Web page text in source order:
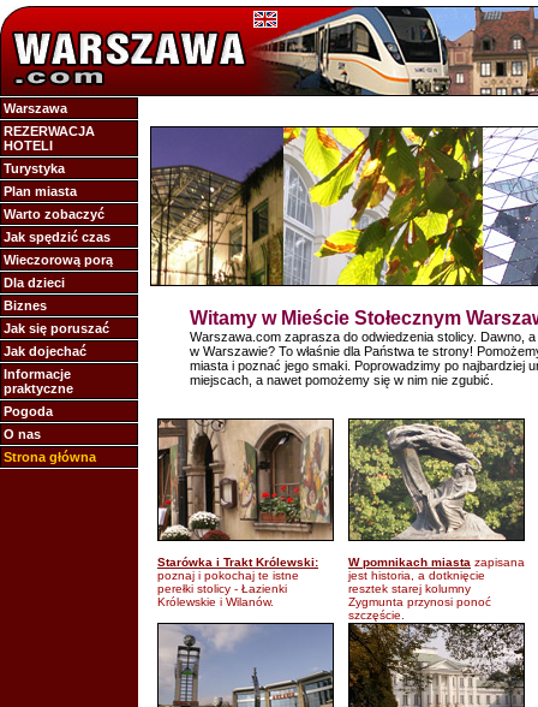
Warszawa
REZERWACJA
HOTELI
Turystyka
Plan miasta
Warto zobaczyć
Jak spędzić czas
Wieczorową porą
Dla dzieci
Biznes
Jak się poruszać
Jak dojechać
Informacje
praktyczne
Pogoda
O nas
Strona główna
Witamy w Mieście Stołecznym
Warszawa.com zaprasza do odwiedzenia stolicy. Dawno, a
w Warszawie? To właśnie dla Państwa te strony!
miasta i poznać jego smaki. Poprowadzimy po najbardziej
miejscach, a nawet pomożemy się w nim nie zgubić.
Starówka i Trakt Królewski:
poznaj i pokochaj te istne
perełki stolicy - Łazienki
Królewskie i Wilanów.
W pomnikach miasta zapisana
jest historia, a dotknięcie
resztek starej kolumny
Zygmunta przynosi ponoć
szczęście.